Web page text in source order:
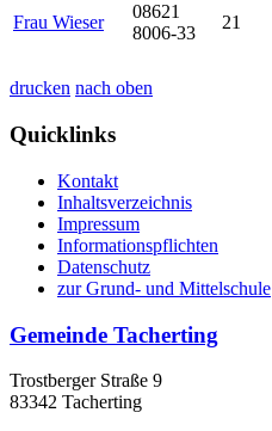
Frau Wieser
08621
8006-33
21
drucken nach oben
Quicklinks
Kontakt
Inhaltsverzeichnis
Impressum
Informationspflichten
Datenschutz
zur Grund- und Mittelschule
Gemeinde Tacherting
Trostberger Straße 9
83342 Tacherting